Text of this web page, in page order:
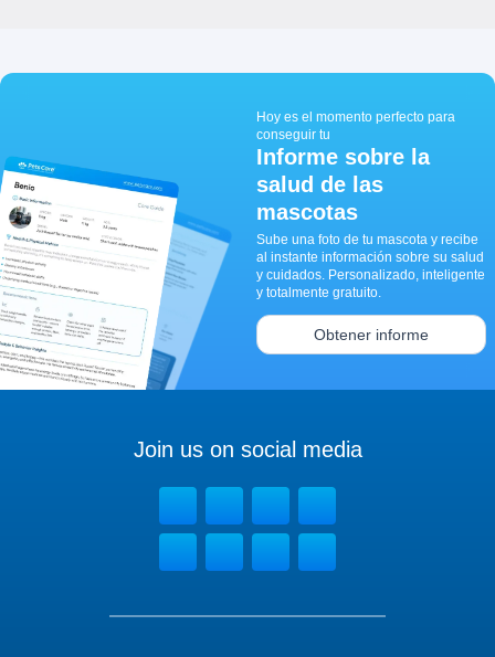
Hoy es el momento perfecto para
conseguir tu
Informe sobre la
salud de las
mascotas
Sube una foto de tu mascota y recibe
al instante información sobre su salud
y cuidados. Personalizado, inteligente
y totalmente gratuito.
Obtener informe
Join us on social media